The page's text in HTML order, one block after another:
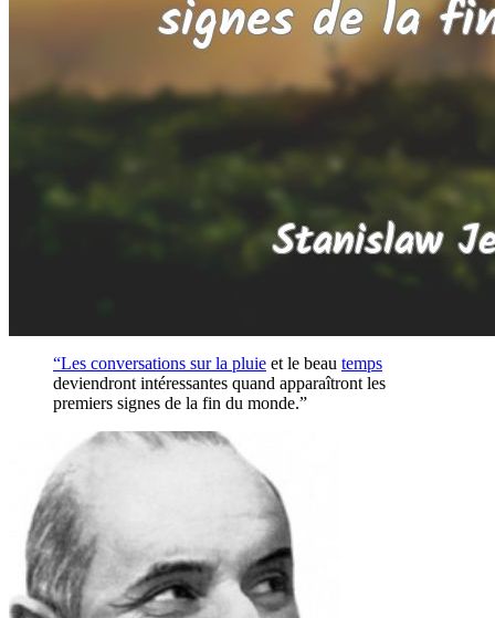
“Les conversations sur la pluie et le beau temps
deviendront intéressantes quand apparaîtront les
premiers signes de la fin du monde.”